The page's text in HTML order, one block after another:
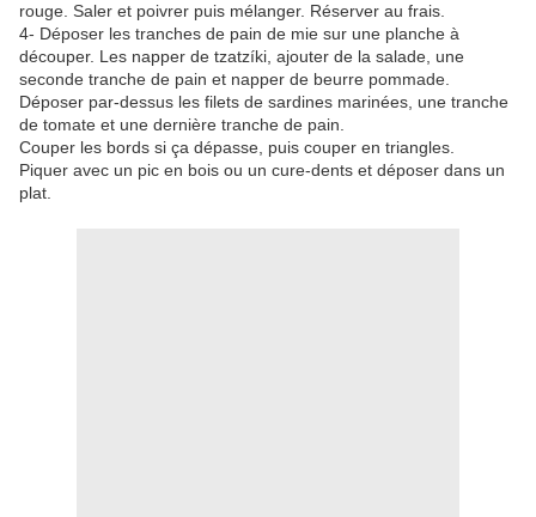
rouge. Saler et poivrer puis mélanger. Réserver au frais.
4- Déposer les tranches de pain de mie sur une planche à
découper. Les napper de tzatzíki, ajouter de la salade, une
seconde tranche de pain et napper de beurre pommade.
Déposer par-dessus les filets de sardines marinées, une tranche
de tomate et une dernière tranche de pain.
Couper les bords si ça dépasse, puis couper en triangles.
Piquer avec un pic en bois ou un cure-dents et déposer dans un
plat.